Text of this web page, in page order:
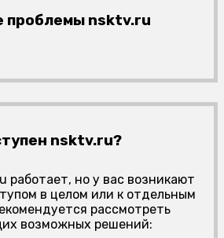
проблемы nsktv.ru
nsktv.ru?
работает, но у вас возникают
в целом или к отдельным
рассмотреть
возможных решений: